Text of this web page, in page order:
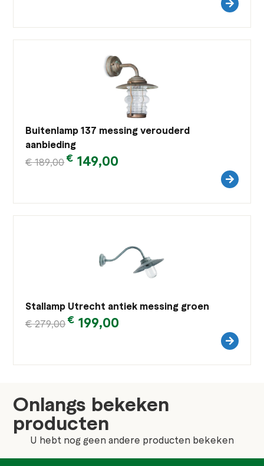
Buitenlamp 137 messing verouderd
aanbieding
€189,00€ 149,00
Stallamp Utrecht antiek messing groen
€279,00€ 199,00
Onlangs bekeken
producten
U hebt nog geen andere producten bekeken